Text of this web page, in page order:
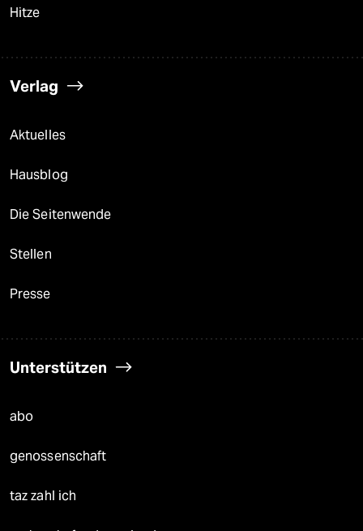
Hitze
Verlag
Aktuelles
Hausblog
Die Seitenwende
Stellen
Presse
Unterstützen
abo
genossenschaft
taz zahl ich